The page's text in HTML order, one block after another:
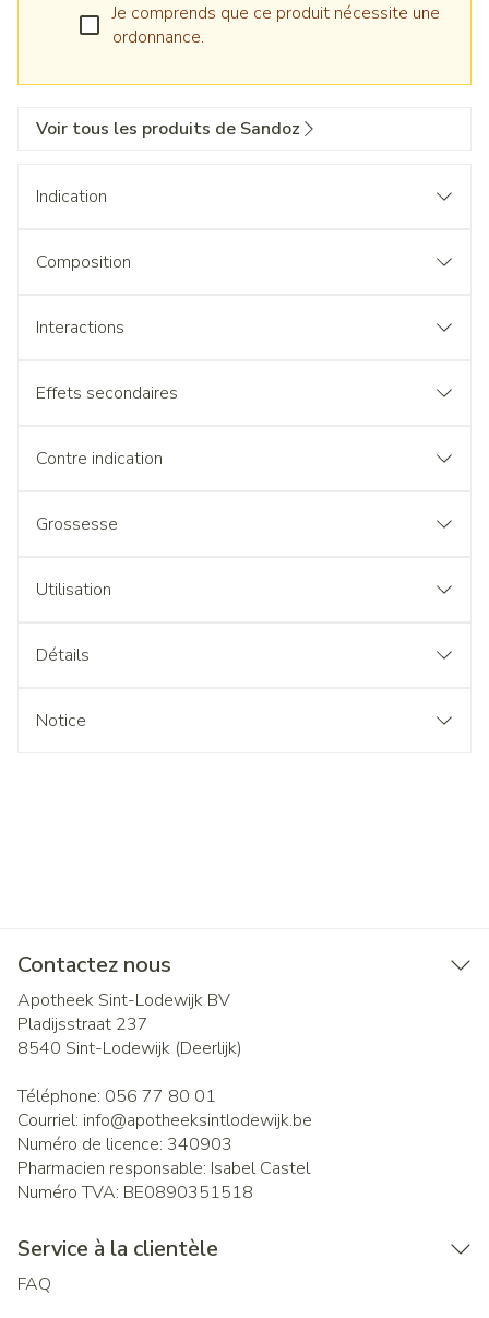
Je comprends que ce produit nécessite une
ordonnance.
Voir tous les produits de Sandoz
Indication
Composition
Interactions
Effets secondaires
Contre indication
Grossesse
Utilisation
Détails
Notice
Contactez nous
Apotheek Sint-Lodewijk BV
Pladijsstraat 237
8540 Sint-Lodewijk (Deerlijk)
Téléphone: 056 77 80 01
Courriel: info@apotheeksintlodewijk.be
Numéro de licence: 340903
Pharmacien responsable: Isabel Castel
Numéro TVA: BE0890351518
Service à la clientèle
FAQ